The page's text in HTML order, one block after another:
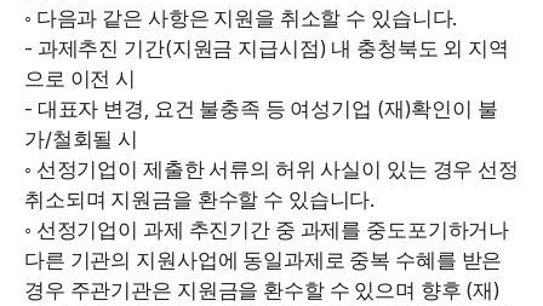
◦ 다음과 같은 사항은 지원을 취소할 수 있습니다.
- 과제추진 기간(지원금 지급시점) 내 충청북도 외 지역
으로 이전 시
- 대표자 변경, 요건 불충족 등 여성기업 (재)확인이 불
가/철회될 시
◦ 선정기업이 제출한 서류의 허위 사실이 있는 경우 선정
취소되며 지원금을 환수할 수 있습니다.
◦ 선정기업이 과제 추진기간 중 과제를 중도포기하거나
다른 기관의 지원사업에 동일과제로 중복 수혜를 받은
경우 주관기관은 지원금을 환수할 수 있으며 향후 (재)